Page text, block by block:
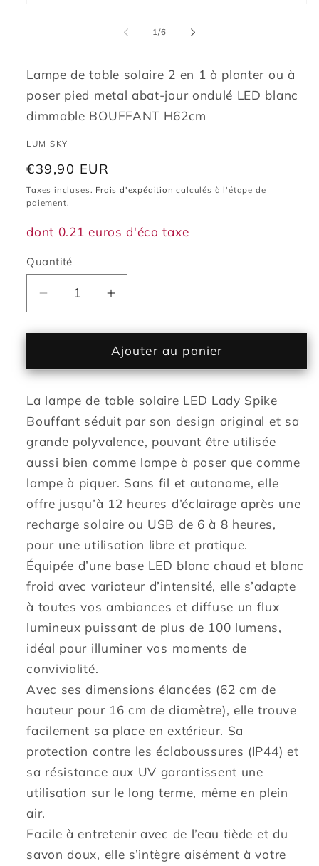
fenêtre
modale
1/de
6
Lampe de table solaire 2 en 1 à planter ou à
poser pied metal abat-jour ondulé LED blanc
dimmable BOUFFANT H62cm
LUMISKY
Prix
habituel
€39,90 EUR
Taxes incluses. Frais d'expédition calculés à l'étape de
paiement.
dont 0.21 euros d'éco taxe
Quantité
Réduire
la
quantité
Lampe
table
solaire
2
en
1
à
planter
ou
à
pied
metal
abat-
jour
ondulé
LED
blanc
dimmable
BOUFFANT
H62cm
Augmenter
la
quantité
de
Lampe
table
solaire
2
1
à
planter
ou
à
pied
metal
abat-
jour
ondulé
LED
dimmable
BOUFFANT
H62cm
Ajouter au panier
La lampe de table solaire LED Lady Spike
Bouffant séduit par son design original et sa
grande polyvalence, pouvant être utilisée
aussi bien comme lampe à poser que comme
lampe à piquer. Sans fil et autonome, elle
offre jusqu’à 12 heures d’éclairage après une
recharge solaire ou USB de 6 à 8 heures,
pour une utilisation libre et pratique.
Équipée d’une base LED blanc chaud et blanc
froid avec variateur d’intensité, elle s’adapte
à toutes vos ambiances et diffuse un flux
lumineux puissant de plus de 100 lumens,
idéal pour illuminer vos moments de
convivialité.
Avec ses dimensions élancées (62 cm de
hauteur pour 16 cm de diamètre), elle trouve
facilement sa place en extérieur. Sa
protection contre les éclaboussures (IP44) et
sa résistance aux UV garantissent une
utilisation sur le long terme, même en plein
air.
Facile à entretenir avec de l’eau tiède et du
savon doux, elle s’intègre aisément à votre